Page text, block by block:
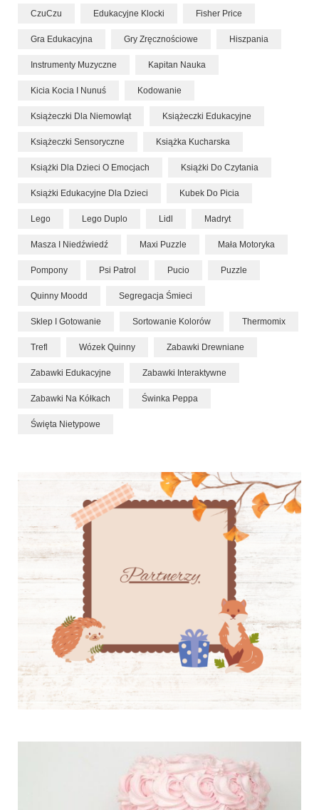
CzuCzu Edukacyjne Klocki Fisher Price
Gra Edukacyjna Gry Zręcznościowe Hiszpania
Instrumenty Muzyczne Kapitan Nauka
Kicia Kocia I Nunuś Kodowanie
Książeczki Dla Niemowląt Książeczki Edukacyjne
Książeczki Sensoryczne Książka Kucharska
Książki Dla Dzieci O Emocjach Książki Do Czytania
Książki Edukacyjne Dla Dzieci Kubek Do Picia
Lego Lego Duplo Lidl Madryt
Masza I Niedźwiedź Maxi Puzzle Mała Motoryka
Pompony Psi Patrol Pucio Puzzle
Quinny Moodd Segregacja Śmieci
Sklep I Gotowanie Sortowanie Kolorów Thermomix
Trefl Wózek Quinny Zabawki Drewniane
Zabawki Edukacyjne Zabawki Interaktywne
Zabawki Na Kółkach Świnka Peppa
Święta Nietypowe